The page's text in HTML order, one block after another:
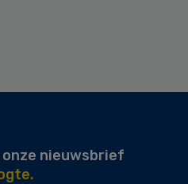
nieuwsbrief